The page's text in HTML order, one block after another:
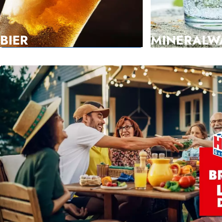
BIER
Hol' dir bei uns deine Lieblingsbiere und
spannende Spezialitäten, die du noch nie
gesehen hast. Flasche oder Sixer, Kiste
oder Fass? Wir sind dein Bierladen, der
keine Wünsche offenlässt!
Löscht jeden Durst,
wertvollen
sprudelig? Hol dir
Mineralwasser für